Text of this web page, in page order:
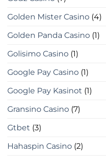
Golden Mister Casino (4)
Golden Panda Casino (1)
Golisimo Casino (1)
Google Pay Casino (1)
Google Pay Kasinot (1)
Gransino Casino (7)
Gtbet (3)
Hahaspin Casino (2)